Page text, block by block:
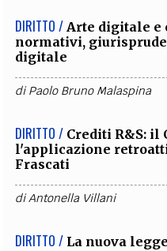
DIRITTO / Arte digitale
normativi,
digitale
diPaolo Bruno Malaspina
DIRITTO / Crediti R&S: il
l'applicazione
Frascati
diAntonella Villani
DIRITTO / La nuova